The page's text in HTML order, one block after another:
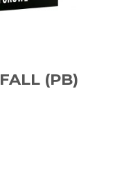
(PB)